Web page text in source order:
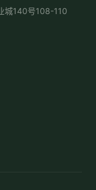
城140号108-110